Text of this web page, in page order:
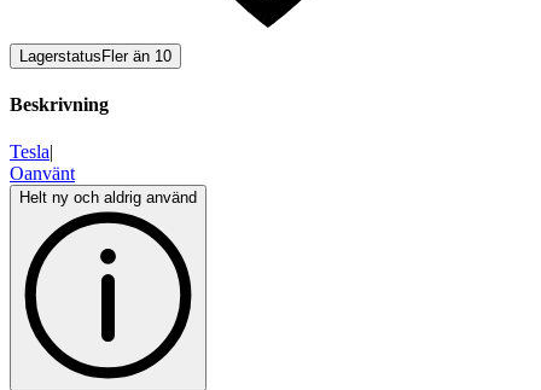
Lagerstatus Fler än 10
Beskrivning
Tesla|
Oanvänt
Helt ny och aldrig använd